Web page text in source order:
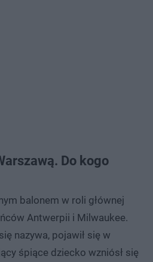
Do kogo
balonem w roli głównej
Antwerpii i Milwaukee.
nazywa, pojawił się w
śpiące dziecko wzniósł się